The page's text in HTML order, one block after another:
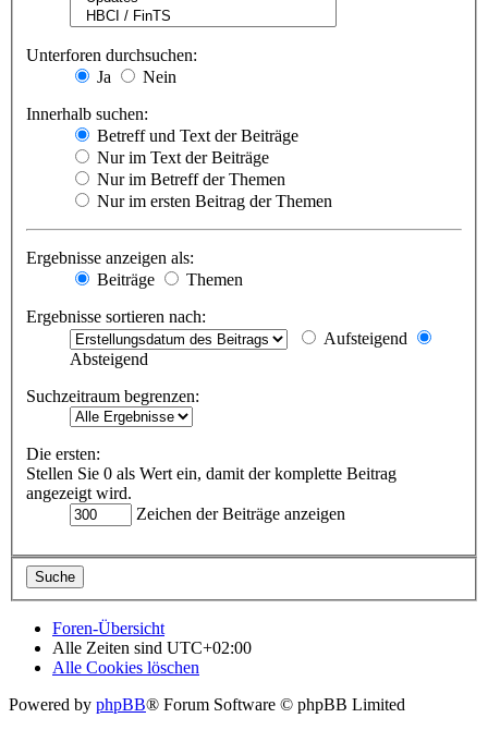
Unterforen durchsuchen:
Ja
Nein
Innerhalb suchen:
Betreff und Text der Beiträge
Nur im Text der Beiträge
Nur im Betreff der Themen
Nur im ersten Beitrag der Themen
Ergebnisse anzeigen als:
Beiträge
Themen
Ergebnisse sortieren nach:
Aufsteigend
Absteigend
Suchzeitraum begrenzen:
Die ersten:
Stellen Sie 0 als Wert ein, damit der komplette Beitrag
angezeigt wird.
Zeichen der Beiträge anzeigen
Foren-Übersicht
Alle Zeiten sind UTC+02:00
Alle Cookies löschen
Powered by phpBB® Forum Software © phpBB Limited